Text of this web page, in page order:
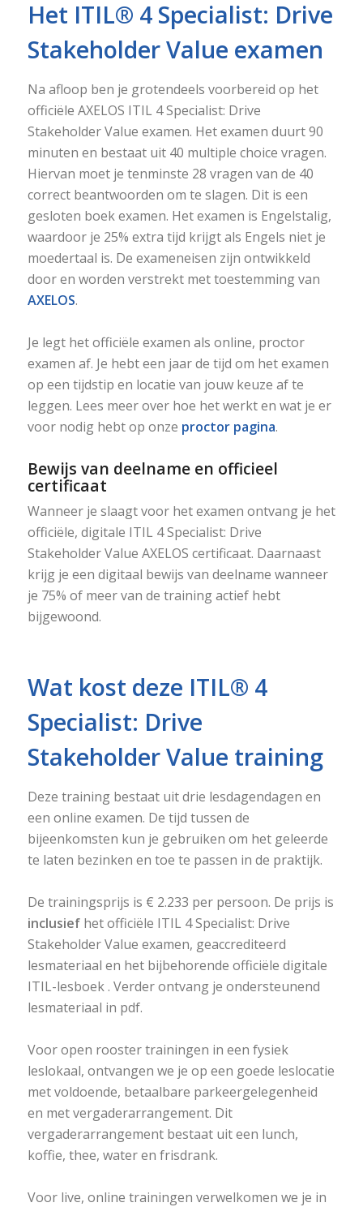
Het ITIL® 4 Specialist: Drive
Stakeholder Value examen
Na afloop ben je grotendeels voorbereid op het
officiële AXELOS ITIL 4 Specialist: Drive
Stakeholder Value examen. Het examen duurt 90
minuten en bestaat uit 40 multiple choice vragen.
Hiervan moet je tenminste 28 vragen van de 40
correct beantwoorden om te slagen. Dit is een
gesloten boek examen. Het examen is Engelstalig,
waardoor je 25% extra tijd krijgt als Engels niet je
moedertaal is. De exameneisen zijn ontwikkeld
door en worden verstrekt met toestemming van
AXELOS.
Je legt het officiële examen als online, proctor
examen af. Je hebt een jaar de tijd om het examen
op een tijdstip en locatie van jouw keuze af te
leggen. Lees meer over hoe het werkt en wat je er
voor nodig hebt op onze proctor pagina.
Bewijs van deelname en officieel
certificaat
Wanneer je slaagt voor het examen ontvang je het
officiële, digitale ITIL 4 Specialist: Drive
Stakeholder Value AXELOS certificaat. Daarnaast
krijg je een digitaal bewijs van deelname wanneer
je 75% of meer van de training actief hebt
bijgewoond.
Wat kost deze ITIL® 4
Specialist: Drive
Stakeholder Value training
Deze training bestaat uit drie lesdagendagen en
een online examen. De tijd tussen de
bijeenkomsten kun je gebruiken om het geleerde
te laten bezinken en toe te passen in de praktijk.
De trainingsprijs is € 2.233 per persoon. De prijs is
inclusiefhet officiële ITIL 4 Specialist: Drive
Stakeholder Value examen, geaccrediteerd
lesmateriaal en het bijbehorende officiële digitale
ITIL-lesboek . Verder ontvang je ondersteunend
lesmateriaal in pdf.
Voor open rooster trainingen in een fysiek
leslokaal, ontvangen we je op een goede leslocatie
met voldoende, betaalbare parkeergelegenheid
en met vergaderarrangement. Dit
vergaderarrangement bestaat uit een lunch,
koffie, thee, water en frisdrank.
Voor live, online trainingen verwelkomen we je in